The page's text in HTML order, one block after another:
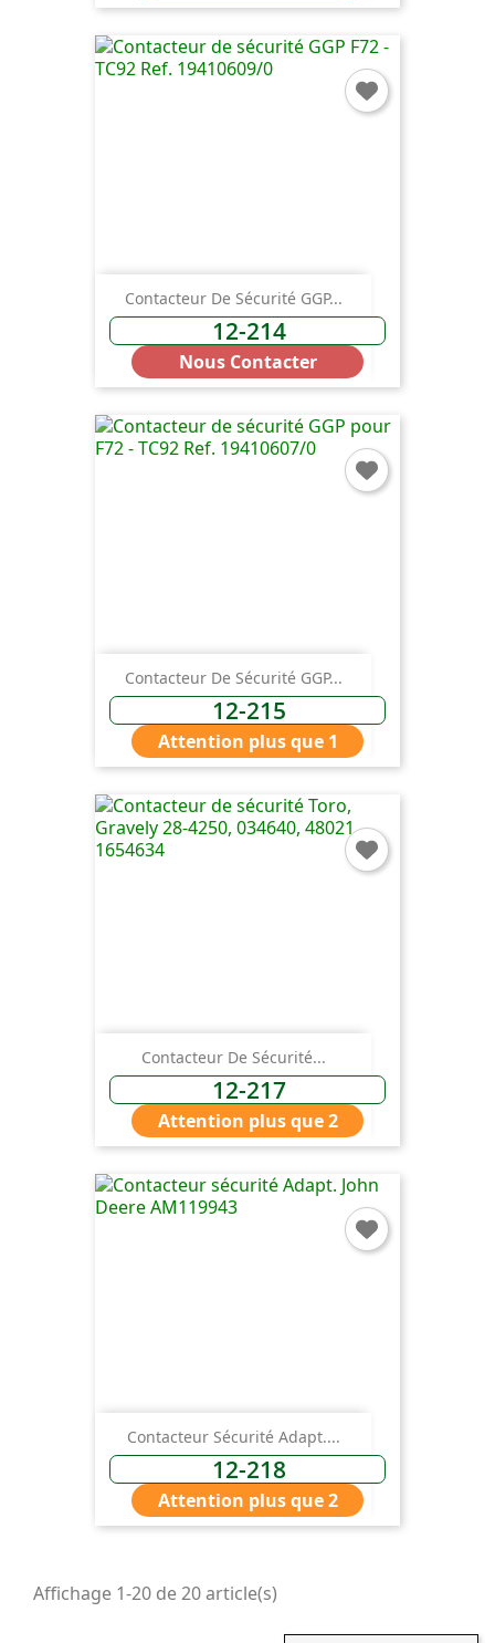
Contacteur De Sécurité GGP...
12-214
Nous Contacter
Contacteur De Sécurité GGP...
12-215
Attention plus que 1
Contacteur De Sécurité...
12-217
Attention plus que 2
Contacteur Sécurité Adapt....
12-218
Attention plus que 2
Affichage 1-20 de 20 article(s)